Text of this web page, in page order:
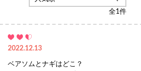
全1件
2022.12.13
ベアソムとナギはどこ？